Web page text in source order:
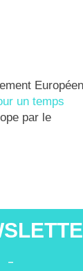
Européen
un temps
par le
-